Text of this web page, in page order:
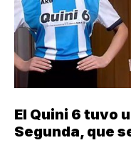
El Quini 6 tuvo
Segunda, que